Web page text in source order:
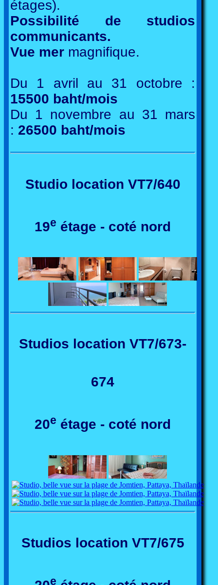
étages).
Possibilité de studios
communicants.
Vue mer magnifique.
Du 1 avril au 31 octobre :
15500 baht/mois
Du 1 novembre au 31 mars
: 26500 baht/mois
Studio location VT7/640
19e étage - coté nord
Studios location VT7/673-
674
20e étage - coté nord
Studios location VT7/675
e